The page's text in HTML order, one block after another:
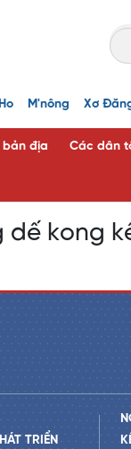
M'nông Xơ
bản địa Các dân
dế kong
TRIỂN